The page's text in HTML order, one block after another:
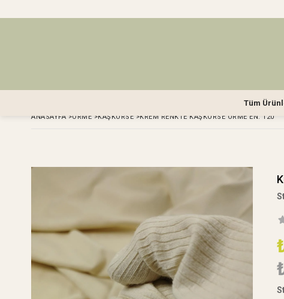
Tüm
ANASAYFA >ÖRME >KAŞKORSE >KREM RENKTE KAŞKORSE ÖRME EN: 120